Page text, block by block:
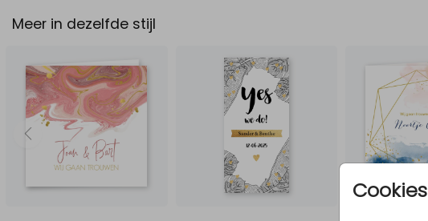
Cookies
Meer in dezelfde stijl